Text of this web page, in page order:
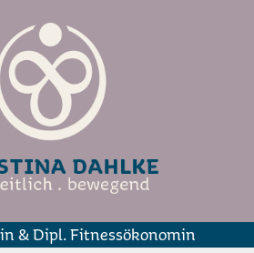
& Dipl. Fitnessökonomin